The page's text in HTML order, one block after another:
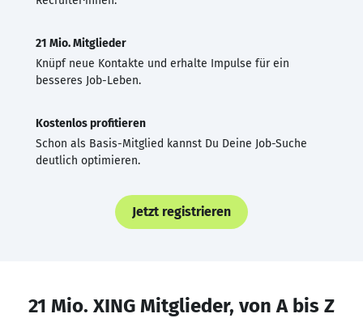
21 Mio. Mitglieder
Knüpf neue Kontakte und erhalte Impulse für ein
besseres Job-Leben.
Kostenlos profitieren
Schon als Basis-Mitglied kannst Du Deine Job-Suche
deutlich optimieren.
Jetzt registrieren
21 Mio. XING Mitglieder, von A bis Z